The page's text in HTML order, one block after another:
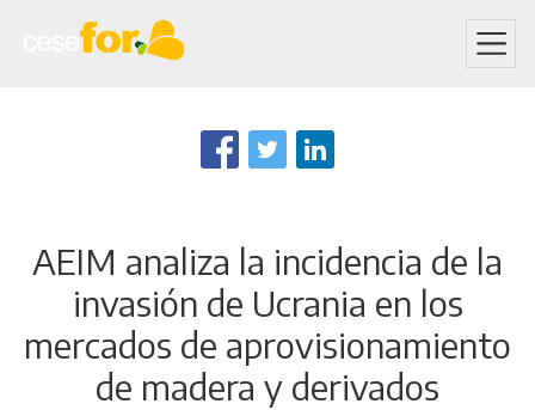
to
main
AEIM analiza la incidencia de la
invasión de Ucrania en los
mercados de aprovisionamiento
de madera y derivados